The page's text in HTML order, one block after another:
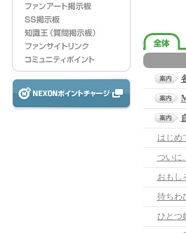
はじめ
つい
おもし
待ちわ
ひとつ